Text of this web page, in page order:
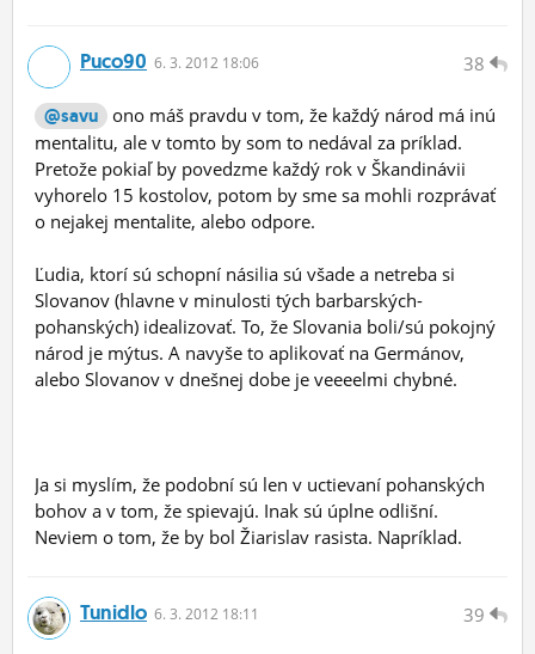
38
Puco90 6. 3. 2012 18:06
@savu ono máš pravdu v tom, že každý národ má inú
mentalitu, ale v tomto by som to nedával za príklad.
Pretože pokiaľ by povedzme každý rok v Škandinávii
vyhorelo 15 kostolov, potom by sme sa mohli rozprávať
o nejakej mentalite, alebo odpore.
Ľudia, ktorí sú schopní násilia sú všade a netreba si
Slovanov (hlavne v minulosti tých barbarských-
pohanských) idealizovať. To, že Slovania boli/sú pokojný
národ je mýtus. A navyše to aplikovať na Germánov,
alebo Slovanov v dnešnej dobe je veeeelmi chybné.
Ja si myslím, že podobní sú len v uctievaní pohanských
bohov a v tom, že spievajú. Inak sú úplne odlišní.
Neviem o tom, že by bol Žiarislav rasista. Napríklad.
39
Tunidlo 6. 3. 2012 18:11